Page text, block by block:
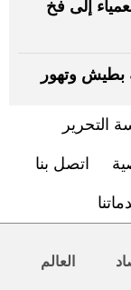
إلى فخ
بطيش وتهور
التحرير
اتصل بنا
العالم